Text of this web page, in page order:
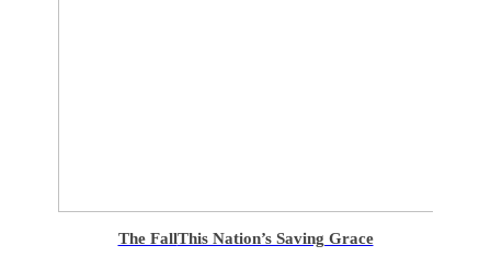
The FallThis Nation’s Saving Grace